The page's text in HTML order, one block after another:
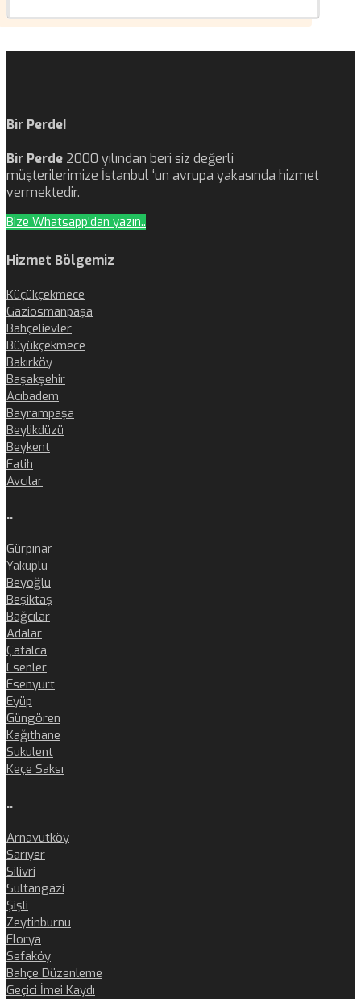
Bir Perde!
Bir Perde 2000 yılından beri siz değerli
müşterilerimize İstanbul ‘un avrupa yakasında hizmet
vermektedir.
Bize Whatsapp'dan yazın..
Hizmet Bölgemiz
Küçükçekmece
Gaziosmanpaşa
Bahçelievler
Büyükçekmece
Bakırköy
Başakşehir
Acıbadem
Bayrampaşa
Beylikdüzü
Beykent
Fatih
Avcılar
..
Gürpınar
Yakuplu
Beyoğlu
Beşiktaş
Bağcılar
Adalar
Çatalca
Esenler
Esenyurt
Eyüp
Güngören
Kağıthane
Sukulent
Keçe Saksı
..
Arnavutköy
Sarıyer
Silivri
Sultangazi
Şişli
Zeytinburnu
Florya
Sefaköy
Bahçe Düzenleme
Geçici İmei Kaydı